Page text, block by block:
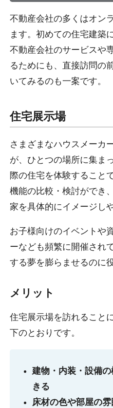
不動産会社の多くはオン
ます。初めての住宅建築
不動産会社のサービスや
るためにも、直接訪問の
いてみるのも一案です。
住宅展示場
さまざまなハウスメーカ
が、ひとつの場所に集ま
際の住宅を体験すること
機能の比較・検討ができ
家を具体的にイメージし
お子様向けのイベントや
ーなども頻繁に開催され
する夢を膨らませるのに
メリット
住宅展示場を訪れること
下のとおりです。
建物・内装・設備
きる
床材の色や部屋の